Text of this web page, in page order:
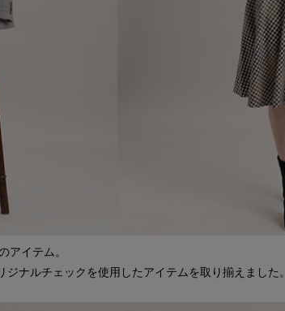
アイテム。
ナルチェックを使用したアイテムを取り揃えました。